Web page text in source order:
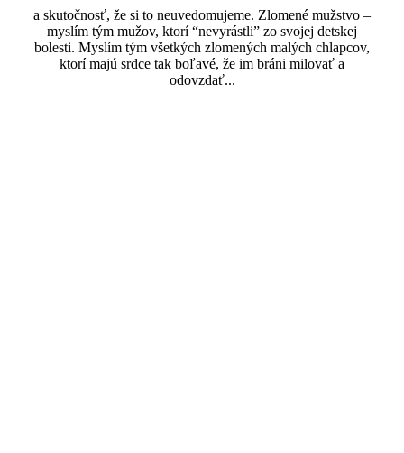
a skutočnosť, že si to neuvedomujeme. Zlomené mužstvo –
myslím tým mužov, ktorí “nevyrástli” zo svojej detskej
bolesti. Myslím tým všetkých zlomených malých chlapcov,
ktorí majú srdce tak boľavé, že im bráni milovať a
odovzdať...